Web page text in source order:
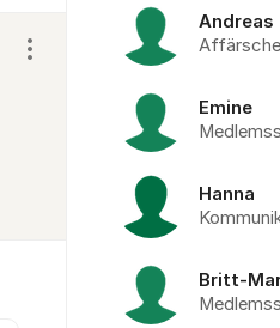
Visa/dölj inställningar för
Andreas
Emine
Hanna
Britt-